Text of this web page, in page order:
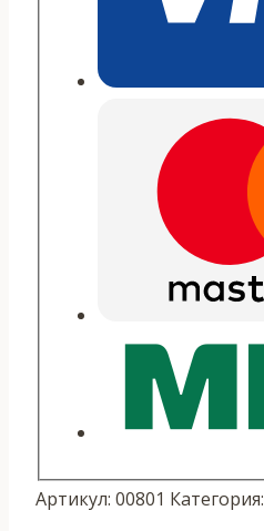
Артикул: 00801 Категория: